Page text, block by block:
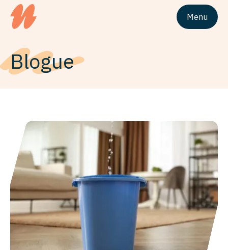
Logo du siteUnivesta Assurances Menu
Blogue